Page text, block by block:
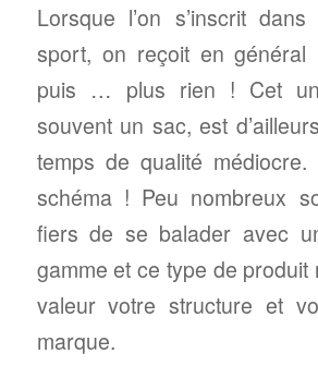
Lorsque l’on s’inscrit
sport, on reçoit en général
puis … plus rien ! Cet
souvent un sac, est
temps de qualité
schéma ! Peu nombreux
fiers de se balader avec
gamme et ce type de produit
valeur votre structure et
marque.